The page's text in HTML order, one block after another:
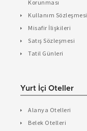
Korunması
Kullanım Sözleşmesi
Misafir İlişkileri
Satış Sözleşmesi
Tatil Günleri
Yurt İçi Oteller
Alanya Otelleri
Belek Otelleri